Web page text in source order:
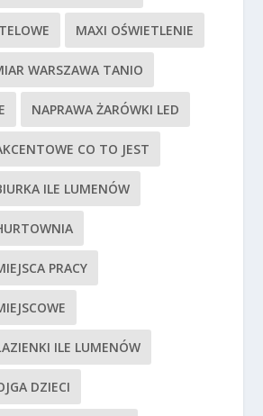
MAXI OŚWIETLENIE
WARSZAWA TANIO
NAPRAWA ŻARÓWKI LED
CO TO JEST
ILE LUMENÓW
PRACY
ILE LUMENÓW
DZIECI